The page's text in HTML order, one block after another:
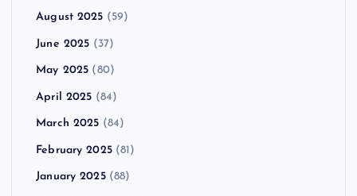
August 2025 (59)
June 2025 (37)
May 2025 (80)
April 2025 (84)
March 2025 (84)
February 2025(81)
January 2025(88)